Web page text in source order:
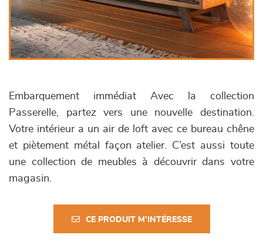
Embarquement immédiat Avec la collection
Passerelle, partez vers une nouvelle destination.
Votre intérieur a un air de loft avec ce bureau chêne
et piètement métal façon atelier. C’est aussi toute
une collection de meubles à découvrir dans votre
magasin.
CE PRODUIT M'INTÉRESSE